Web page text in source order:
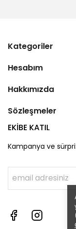
Kategoriler
Hesabım
Hakkımızda
Sözleşmeler
EKİBE KATIL
Kampanya ve